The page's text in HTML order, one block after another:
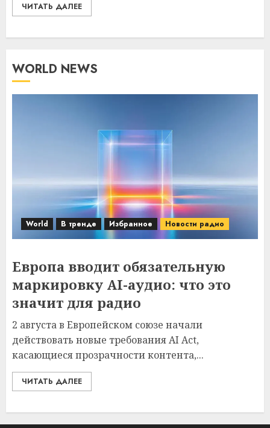
ЧИТАТЬ ДАЛЕЕ
WORLD NEWS
World В тренде Избранное Новости радио
Европа вводит обязательную
маркировку AI-аудио: что это
значит для радио
2 августа в Европейском союзе начали
действовать новые требования AI Act,
касающиеся прозрачности контента,...
ЧИТАТЬ ДАЛЕЕ